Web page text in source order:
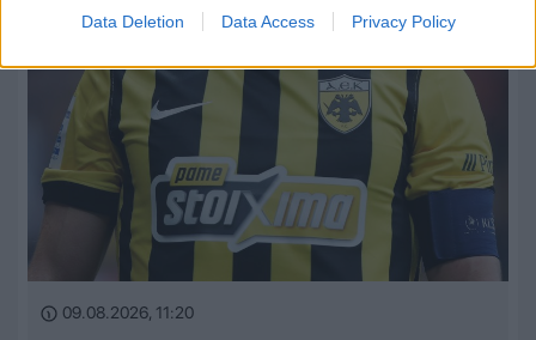
Data Deletion Data Access Privacy Policy
09.08.2026, 11:20